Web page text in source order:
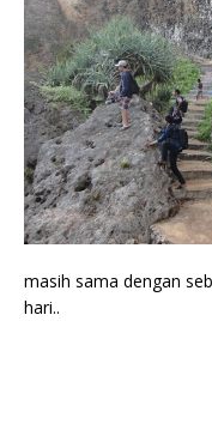
masih sama dengan
hari..